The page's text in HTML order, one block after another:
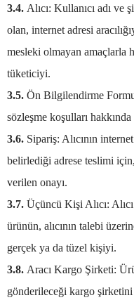
3.4. Alıcı: Kullanıcı adı ve
olan, internet adresi
mesleki olmayan amaçlarla
tüketiciyi.
3.5. Ön Bilgilendirme
sözleşme koşulları
3.6. Sipariş: Alıcının
belirlediği adrese teslimi için,
verilen onayı.
3.7. Üçüncü Kişi Alıcı:
ürünün, alıcının talebi
gerçek ya da tüzel kişiyi.
3.8. Aracı Kargo Şirketi:
gönderileceği kargo